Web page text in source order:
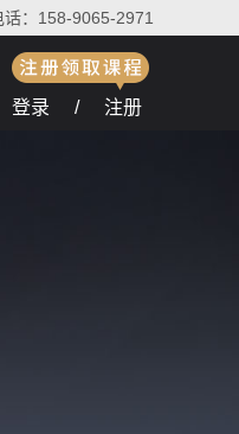
话：158-9065-2971
登录
/ 注册